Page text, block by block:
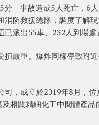
，事故造成5人死亡，6
防救援總隊，調度了解
派出55車、232人到場處
嚴重。爆炸同樣導致附
，成立於2019年8月，位
相關精細化工中間體產品